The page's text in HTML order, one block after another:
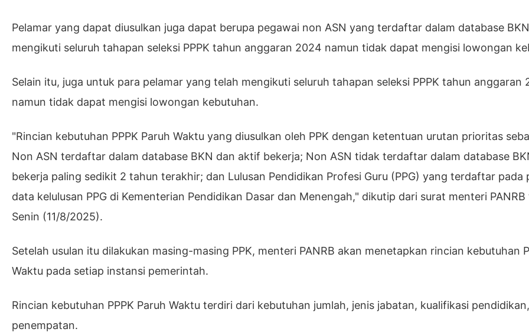
Pelamar yang dapat diusulkan juga dapat berupa pegawai non ASN yang terdaftar dalam database
mengikuti seluruh tahapan seleksi PPPK tahun anggaran 2024 namun tidak dapat mengisi lowongan
Selain itu, juga untuk para pelamar yang telah mengikuti seluruh tahapan seleksi PPPK tahun anggaran
namun tidak dapat mengisi lowongan kebutuhan.
"Rincian kebutuhan PPPK Paruh Waktu yang diusulkan oleh PPK dengan ketentuan urutan prioritas
Non ASN terdaftar dalam database BKN dan aktif bekerja; Non ASN tidak terdaftar dalam database
bekerja paling sedikit 2 tahun terakhir; dan Lulusan Pendidikan Profesi Guru (PPG) yang terdaftar pada
data kelulusan PPG di Kementerian Pendidikan Dasar dan Menengah," dikutip dari surat menteri
Senin (11/8/2025).
Setelah usulan itu dilakukan masing-masing PPK, menteri PANRB akan menetapkan rincian kebutuhan
Waktu pada setiap instansi pemerintah.
Rincian kebutuhan PPPK Paruh Waktu terdiri dari kebutuhan jumlah, jenis jabatan, kualifikasi
penempatan.